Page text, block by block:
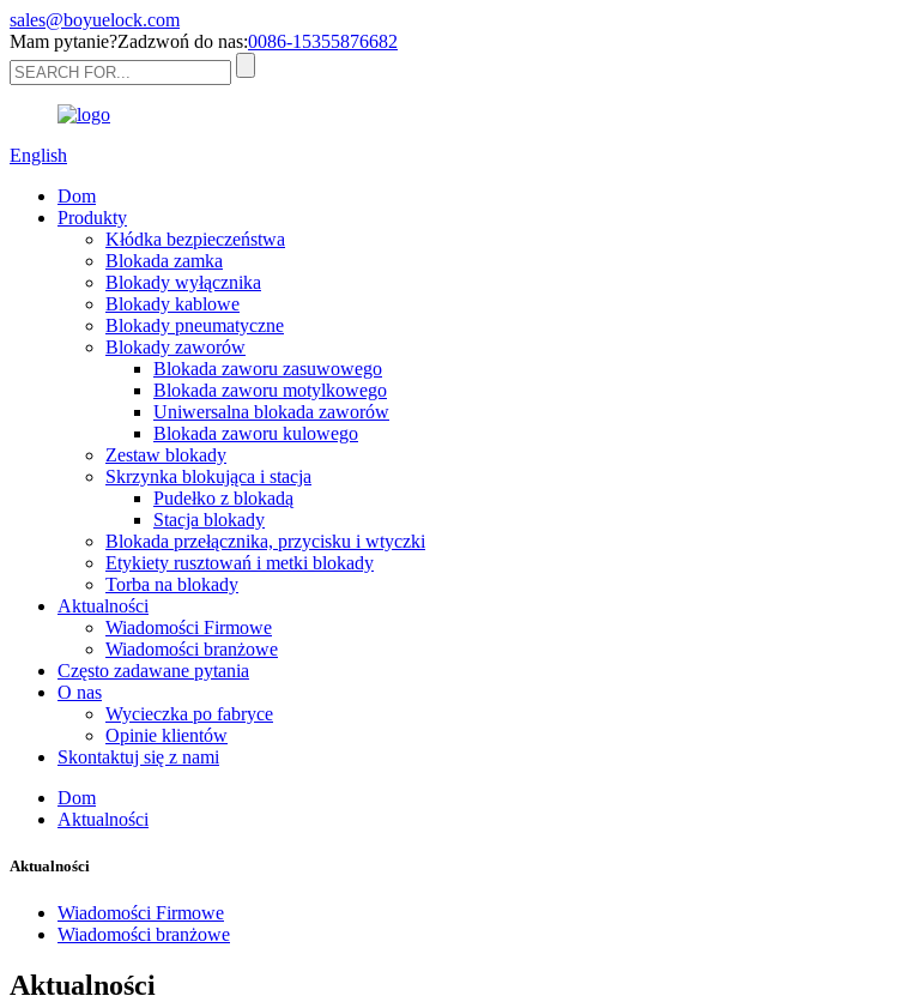
sales@boyuelock.com
Mam pytanie?Zadzwoń do nas:0086-15355876682
English
Dom
Produkty
Kłódka bezpieczeństwa
Blokada zamka
Blokady wyłącznika
Blokady kablowe
Blokady pneumatyczne
Blokady zaworów
Blokada zaworu zasuwowego
Blokada zaworu motylkowego
Uniwersalna blokada zaworów
Blokada zaworu kulowego
Zestaw blokady
Skrzynka blokująca i stacja
Pudełko z blokadą
Stacja blokady
Blokada przełącznika, przycisku i wtyczki
Etykiety rusztowań i metki blokady
Torba na blokady
Aktualności
Wiadomości Firmowe
Wiadomości branżowe
Często zadawane pytania
O nas
Wycieczka po fabryce
Opinie klientów
Skontaktuj się z nami
Dom
Aktualności
Aktualności
Wiadomości Firmowe
Wiadomości branżowe
Aktualności